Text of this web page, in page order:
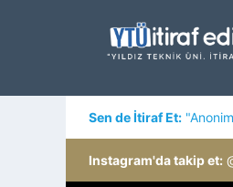
Sen de İtiraf Et:
Instagram'da takip et: